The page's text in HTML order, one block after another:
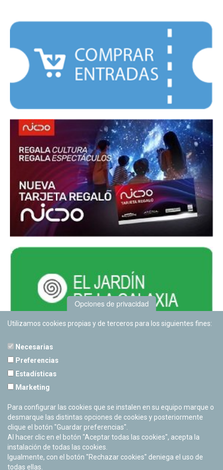
Cerrado Temporalmente
Opciones de privacidad
Utilizamos cookies propias y de terceros para los siguientes fines:
Necesarias
Preferencias
Estadísticas
Marketing
Para configurar las cookies que se instalen en su equipo marque o
desmarque las distintas opciones de cookies y posteriormente
clique el botón "Guardar preferencias".
Al hacer clic en el botón "Aceptar todas las cookies", acepta la
instalación de todas las cookies.
Igualmente, con el botón "Rechazar cookies" deniega el uso de
todas ellas.